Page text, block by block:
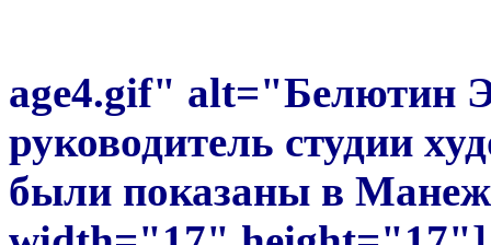
age4.gif" alt="Белютин
руководитель студии
были показаны в